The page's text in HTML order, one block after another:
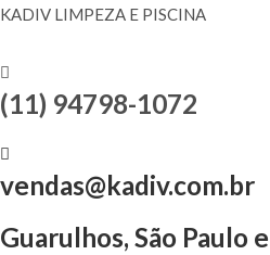
KADIV LIMPEZA E PISCINA
(11) 94798-1072
vendas@kadiv.com.br
Guarulhos, São Paulo